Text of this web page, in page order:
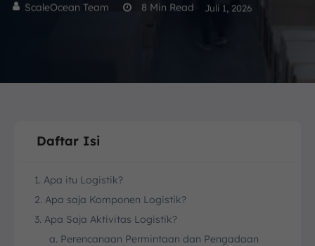
ScaleOcean Team 8 Min Read Juli 1, 2026
Daftar Isi
1. Apa itu Logistik?
2. Apa saja Komponen Logistik?
3. Apa Saja Aktivitas Logistik?
a. Perencanaan Permintaan dan Pengadaan